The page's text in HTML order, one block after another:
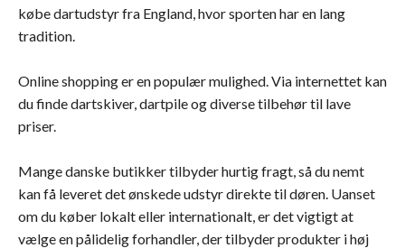
købe dartudstyr fra England, hvor sporten har en lang
tradition.
Online shopping er en populær mulighed. Via internettet kan
du finde dartskiver, dartpile og diverse tilbehør til lave
priser.
Mange danske butikker tilbyder hurtig fragt, så du nemt
kan få leveret det ønskede udstyr direkte til døren. Uanset
om du køber lokalt eller internationalt, er det vigtigt at
vælge en pålidelig forhandler, der tilbyder produkter i høj